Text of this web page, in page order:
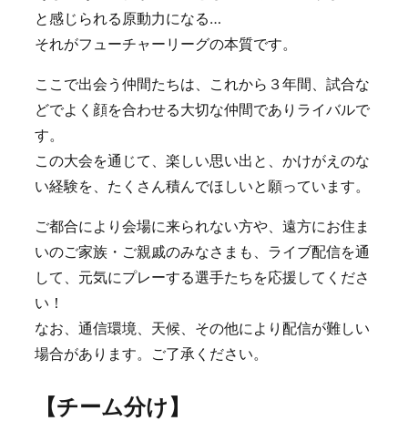
と感じられる原動力になる…
それがフューチャーリーグの本質です。
ここで出会う仲間たちは、これから３年間、試合な
どでよく顔を合わせる大切な仲間でありライバルで
す。
この大会を通じて、楽しい思い出と、かけがえのな
い経験を、たくさん積んでほしいと願っています。
ご都合により会場に来られない方や、遠方にお住ま
いのご家族・ご親戚のみなさまも、ライブ配信を通
して、元気にプレーする選手たちを応援してくださ
い！
なお、通信環境、天候、その他により配信が難しい
場合があります。ご了承ください。
【チーム分け】